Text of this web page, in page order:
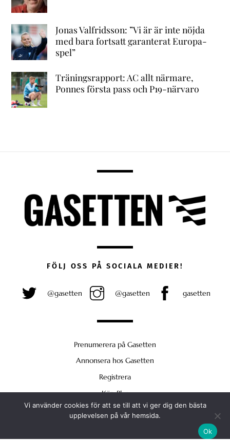
Jonas Valfridsson: ”Vi är är inte nöjda
med bara fortsatt garanterat Europa-
spel”
Träningsrapport: AC allt närmare,
Ponnes första pass och P19-närvaro
To
Top
FÖLJ OSS PÅ SOCIALA MEDIER!
@gasetten @gasetten gasetten
Prenumerera på Gasetten
Annonsera hos Gasetten
Registrera
Köp Plus
Vi använder cookies för att se till att vi ger dig den bästa
upplevelsen på vår hemsida.
Ok